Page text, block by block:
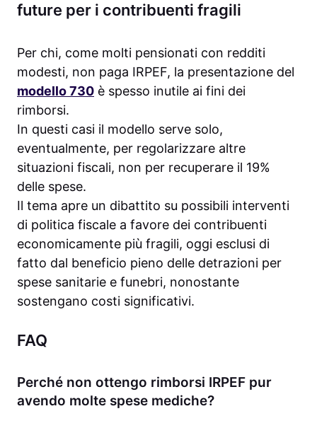
future per i contribuenti fragili
Per chi, come molti pensionati con redditi
modesti, non paga IRPEF, la presentazione del
modello 730 è spesso inutile ai fini dei
rimborsi.
In questi casi il modello serve solo,
eventualmente, per regolarizzare altre
situazioni fiscali, non per recuperare il 19%
delle spese.
Il tema apre un dibattito su possibili interventi
di politica fiscale a favore dei contribuenti
economicamente più fragili, oggi esclusi di
fatto dal beneficio pieno delle detrazioni per
spese sanitarie e funebri, nonostante
sostengano costi significativi.
FAQ
Perché non ottengo rimborsi IRPEF pur
avendo molte spese mediche?